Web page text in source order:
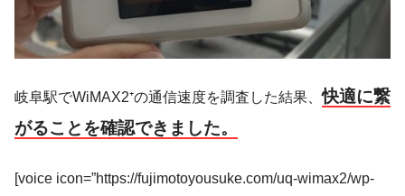
岐阜駅でWiMAX2⁺の通信速度を調査した結果、快適に繋
がることを確認できました。
[voice icon=”https://fujimotoyousuke.com/uq-wimax2/wp-